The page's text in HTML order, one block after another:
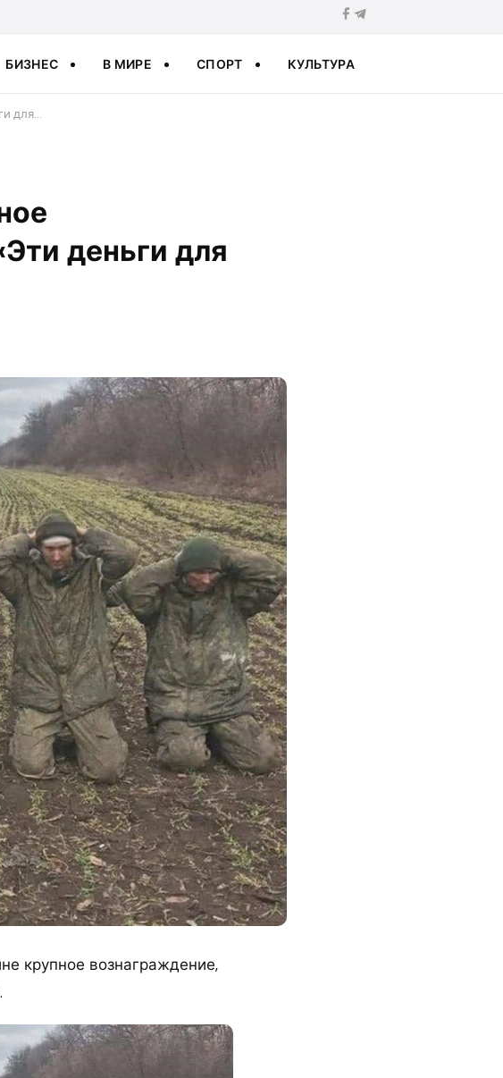
БИЗНЕС В МИРЕ СПОРТ КУЛЬТУРА
для…
деньги для
крупное вознаграждение,